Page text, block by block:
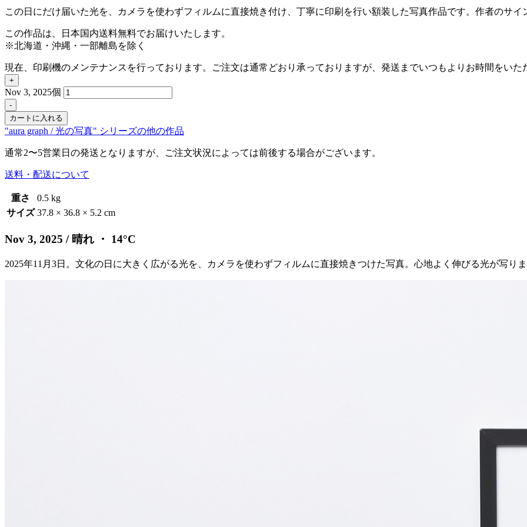
この日にだけ届いた光を、カメラを使わずフィルムに直接焼き付け、丁寧に印刷を行い額装した写真作品です。作者のサ
この作品は、日本国内送料無料でお届けいたします。
※北海道・沖縄・一部離島を除く
現在、印刷機のメンテナンスを行っております。ご注文は通常どおり承っておりますが、発送までいつもよりお時間をいた
+
Nov 3, 2025個
-
カートに入れる
"aura graph / 光の写真" シリーズの他の作品
通常2〜5営業日の発送となりますが、ご注文状況によっては前後する場合がございます。
送料・配送について
重さ
0.5 kg
サイズ 37.8 × 36.8 × 5.2 cm
Nov 3, 2025 / 晴れ ・ 14°C
2025年11月3日。文化の日に大きく広がる光を、カメラを使わずフィルムに直接焼きつけた写真。心地よく伸びる光が写り